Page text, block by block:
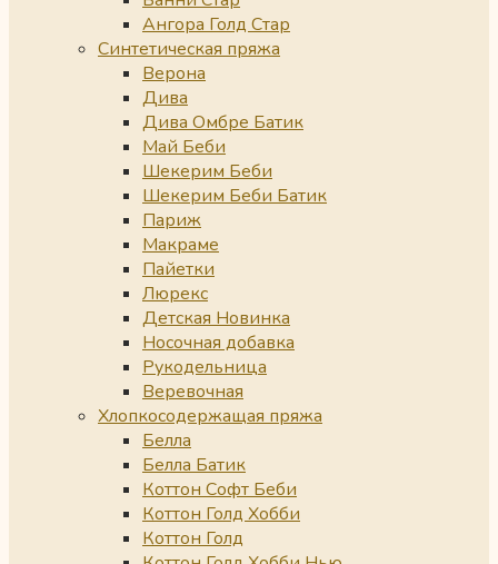
Ангора Голд Стар
Синтетическая пряжа
Верона
Дива
Дива Омбре Батик
Май Беби
Шекерим Беби
Шекерим Беби Батик
Париж
Макраме
Пайетки
Люрекс
Детская Новинка
Носочная добавка
Рукодельница
Веревочная
Хлопкосодержащая пряжа
Белла
Белла Батик
Коттон Софт Беби
Коттон Голд Хобби
Коттон Голд